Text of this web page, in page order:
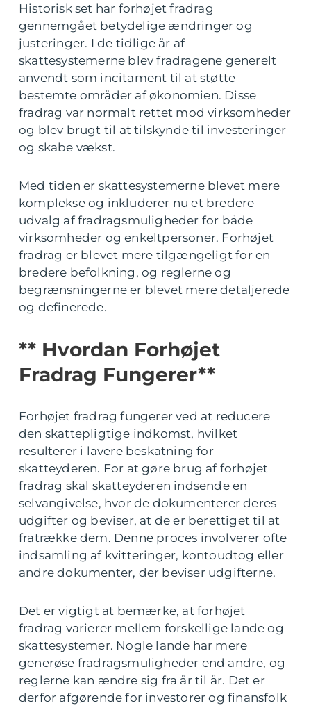
Historisk set har forhøjet fradrag
gennemgået betydelige ændringer og
justeringer. I de tidlige år af
skattesystemerne blev fradragene generelt
anvendt som incitament til at støtte
bestemte områder af økonomien. Disse
fradrag var normalt rettet mod virksomheder
og blev brugt til at tilskynde til investeringer
og skabe vækst.
Med tiden er skattesystemerne blevet mere
komplekse og inkluderer nu et bredere
udvalg af fradragsmuligheder for både
virksomheder og enkeltpersoner. Forhøjet
fradrag er blevet mere tilgængeligt for en
bredere befolkning, og reglerne og
begrænsningerne er blevet mere detaljerede
og definerede.
** Hvordan Forhøjet
Fradrag Fungerer**
Forhøjet fradrag fungerer ved at reducere
den skattepligtige indkomst, hvilket
resulterer i lavere beskatning for
skatteyderen. For at gøre brug af forhøjet
fradrag skal skatteyderen indsende en
selvangivelse, hvor de dokumenterer deres
udgifter og beviser, at de er berettiget til at
fratrække dem. Denne proces involverer ofte
indsamling af kvitteringer, kontoudtog eller
andre dokumenter, der beviser udgifterne.
Det er vigtigt at bemærke, at forhøjet
fradrag varierer mellem forskellige lande og
skattesystemer. Nogle lande har mere
generøse fradragsmuligheder end andre, og
reglerne kan ændre sig fra år til år. Det er
derfor afgørende for investorer og finansfolk